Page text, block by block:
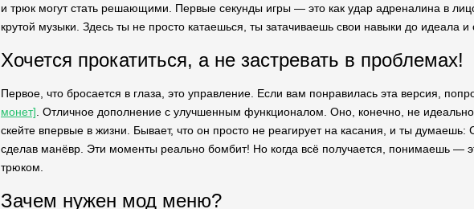
и трюк могут стать решающими. Первые секунды игры — это как удар адреналина в
крутой музыки. Здесь ты не просто катаешься, ты затачиваешь свои навыки до идеала
Хочется прокатиться, а не застревать в проблемах!
Первое, что бросается в глаза, это управление. Если вам понравилась эта версия,
монет] . Отличное дополнение с улучшенным функционалом. Оно, конечно, не
скейте впервые в жизни. Бывает, что он просто не реагирует на касания, и ты думаешь:
сделав манёвр. Эти моменты реально бомбит! Но когда всё получается, понимаешь —
трюком.
Зачем нужен мод меню?